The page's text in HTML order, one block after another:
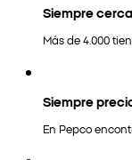
Siempre
Más de 4.000
Siempre
En Pepco